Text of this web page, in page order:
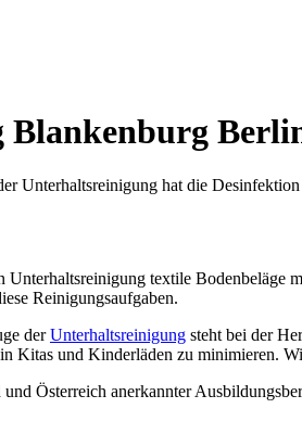
Unterhaltsreinigung hat die
textile Bodenbeläge
Reinigungsaufgaben.
derUnterhaltsreinigung steht bei der
Kitas und Kinderläden zu minimieren.
Österreich anerkannter